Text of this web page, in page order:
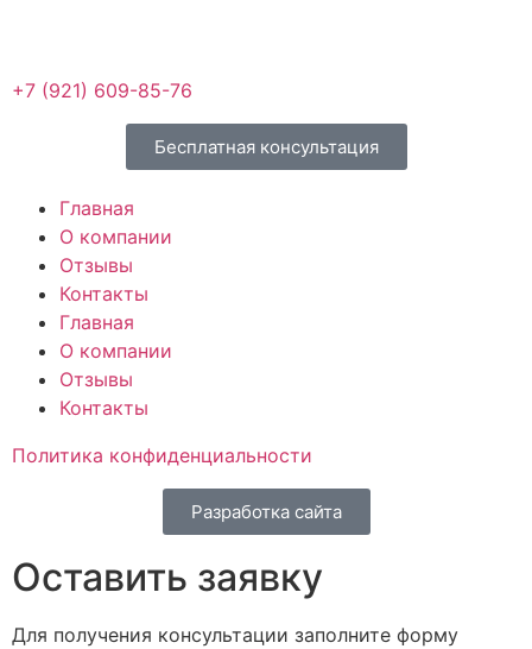
+7 (921) 609-85-76
Бесплатная консультация
Главная
О компании
Отзывы
Контакты
Главная
О компании
Отзывы
Контакты
Политика конфиденциальности
Разработка сайта
Оставить заявку
Для получения консультации заполните форму